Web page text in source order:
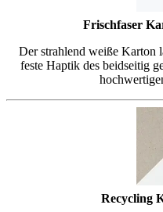
Frischfaser
Der strahlend weiße Karton
feste Haptik des beidseitig
Recycling